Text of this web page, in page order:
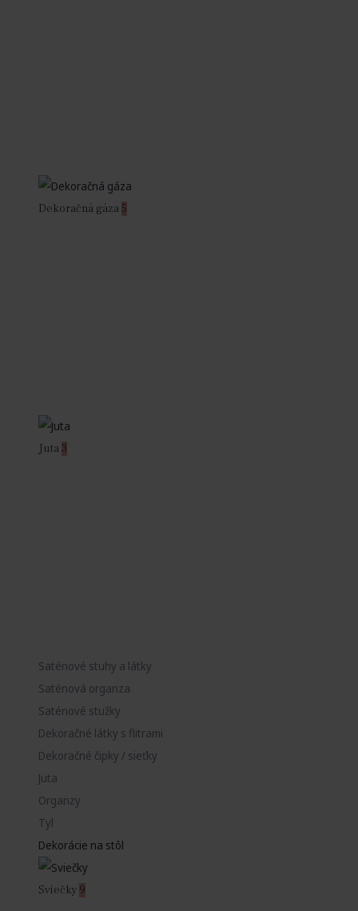
Dekoračná gáza 5
Juta 3
Saténové stuhy a látky
Saténová organza
Saténové stužky
Dekoračné látky s flitrami
Dekoračné čipky / sieťky
Juta
Organzy
Tyl
Dekorácie na stôl
Sviečky 9